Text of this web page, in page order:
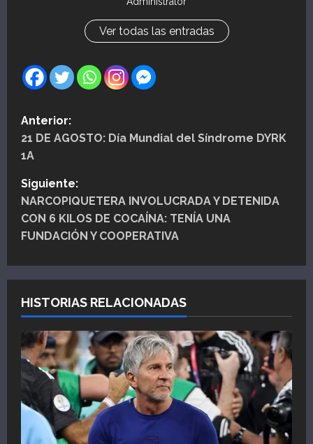
Ver todas las entradas
N
a
v
e
g
a
i
ó
n
d
e
Anterior:
21 DE AGOSTO: Día Mundial del Síndrome DYRK
1A
Siguiente:
NARCOPIQUETERA INVOLUCRADA Y DETENIDA
CON 6 KILOS DE COCAÍNA: TENÍA UNA
FUNDACIÓN Y COOPERATIVA
HISTORIAS RELACIONADAS